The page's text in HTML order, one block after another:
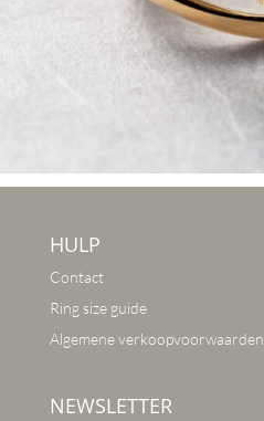
HULP
Contact
Ring size guide
Algemene verkoopvoorwaarden
NEWSLETTER